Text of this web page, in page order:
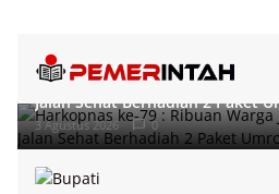
Harkopnas ke-79 : Ribuan Warga
Jalan Sehat Berhadiah 2 Paket
3 Agustus 2026 0